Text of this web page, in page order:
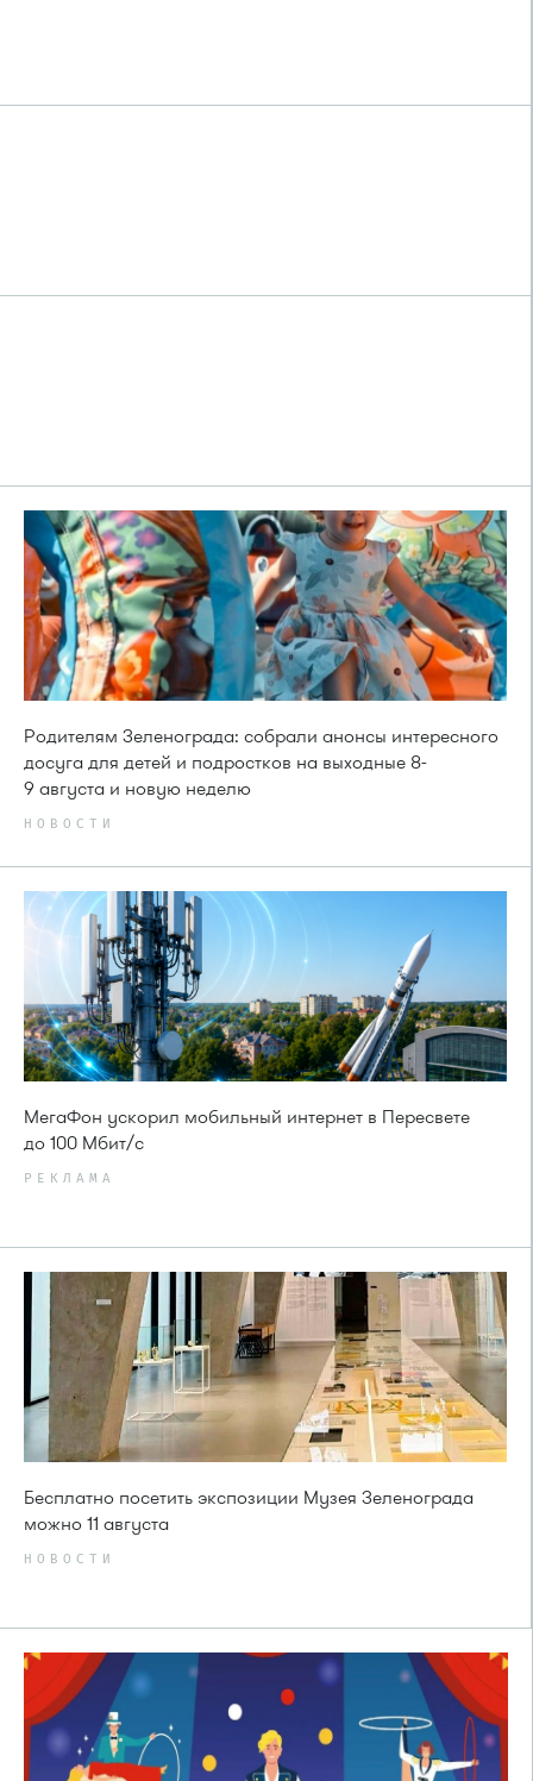
Родителям Зеленограда: собрали анонсы интересного
досуга для детей и подростков на выходные 8-
9 августа и новую неделю
НОВОСТИ
МегаФон ускорил мобильный интернет в Пересвете
до 100 Мбит/с
РЕКЛАМА
Бесплатно посетить экспозиции Музея Зеленограда
можно 11 августа
НОВОСТИ